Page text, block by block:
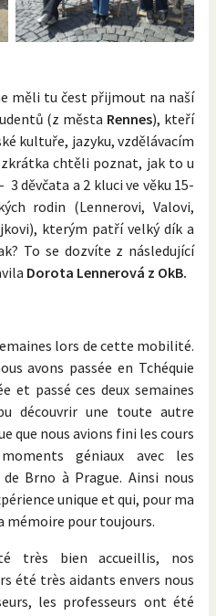
měli tu čest přijmout na naší
(z města Rennes), kteří
kultuře, jazyku, vzdělávacím
chtěli poznat, jak to u
děvčata a 2 kluci ve věku 15-
rodin (Lennerovi, Valovi,
kterým patří velký dík a
To se dozvíte z následující
Dorota Lennerová z OkB.
lors de cette mobilité.
avons passée en Tchéquie
et passé ces deux semaines
découvrir une toute autre
que nous avions fini les cours
géniaux avec les
Brno à Prague. Ainsi nous
unique et qui, pour ma
mémoire pour toujours.
très bien accueillis, nos
été très aidants envers nous
les professeurs ont été